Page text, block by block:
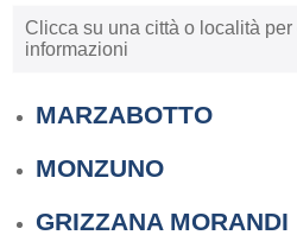
Clicca su una città o località
informazioni
MARZABOTTO
MONZUNO
GRIZZANA MORANDI